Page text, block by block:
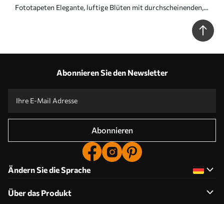
Fototapeten Elegante, luftige Blüten mit durchscheinenden,
geschichteten Blütenblättern an langen, zarten Stielen N°
Abonnieren Sie den Newsletter
Abonnieren
Ändern Sie die Sprache
Über das Produkt